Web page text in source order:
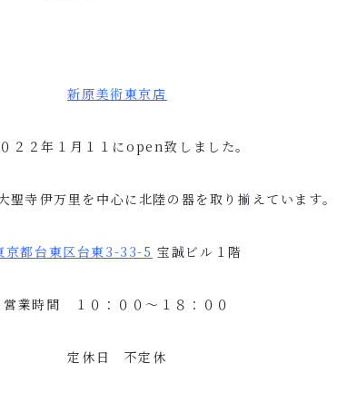
新原美術東京店
２２年１月１１にopen致しました。
聖寺伊万里を中心に北陸の器を取り揃えています。
京都台東区台東 3-33-5 宝誠ビル１階
営業時間 １０：００〜１８：００
定休日 不定休